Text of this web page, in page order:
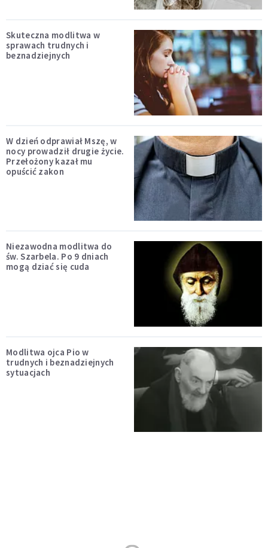
Skuteczna modlitwa w
sprawach trudnych i
beznadziejnych
W dzień odprawiał Mszę, w
nocy prowadził drugie życie.
Przełożony kazał mu
opuścić zakon
Niezawodna modlitwa do
św. Szarbela. Po 9 dniach
mogą dziać się cuda
Modlitwa ojca Pio w
trudnych i beznadziejnych
sytuacjach